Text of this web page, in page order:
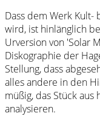
Dass dem Werk Kult-
wird, ist hinlänglich
Urversion von 'Solar
Diskographie der
Stellung, dass
alles andere in den
müßig, das Stück
analysieren.